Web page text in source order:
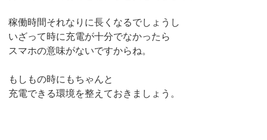
稼働時間それなりに長くなるでしょうし
いざって時に充電が十分でなかったら
スマホの意味がないですからね。
もしもの時にもちゃんと
充電できる環境を整えておきましょう。